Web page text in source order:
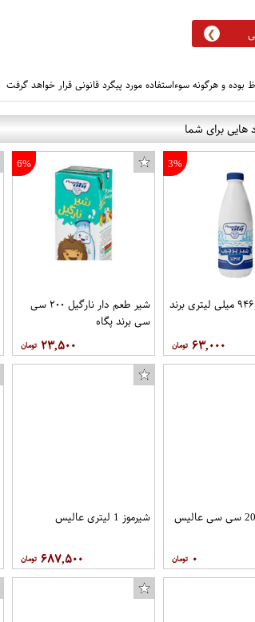
بوده و هرگونه سوءاستفاده مورد پیگرد قانونی قرار خواهد گرفت
هایی برای شما
3%
شیر پرچرب ۹۴۶ میلی لیتری برند
۶۳,۰۰۰
6%
شیر طعم دار نارگیل ۲۰۰ سی
سی برند پگاه
۲۳,۵۰۰
۰
شیرموز 1 لیتری عالیس
۶۸۷,۵۰۰